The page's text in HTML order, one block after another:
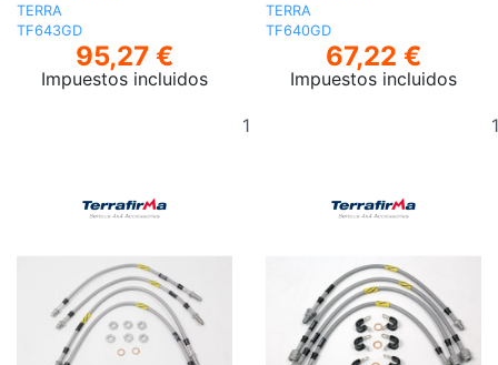
TERRA
TF643GD
95,27 €
Impuestos incluidos
TERRA
TF640GD
67,22 €
Impuestos incluidos